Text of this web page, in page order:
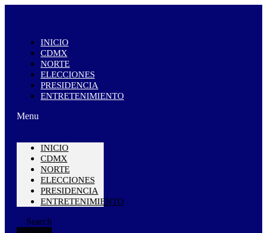
INICIO
CDMX
NORTE
ELECCIONES
PRESIDENCIA
ENTRETENIMIENTO
Menu
INICIO
CDMX
NORTE
ELECCIONES
PRESIDENCIA
ENTRETENIMIENTO
Search